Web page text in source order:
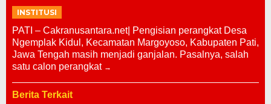
INSTITUSI
PATI – Cakranusantara.net| Pengisian perangkat Desa
Ngemplak Kidul, Kecamatan Margoyoso, Kabupaten Pati,
Jawa Tengah masih menjadi ganjalan. Pasalnya, salah
satu calon perangkat
Berita Terkait